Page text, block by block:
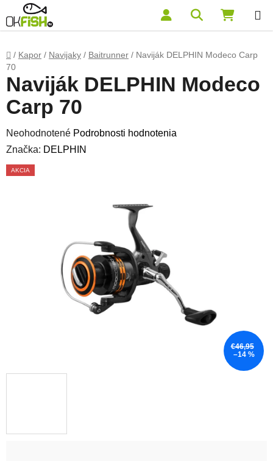
Prejsť na obsah Hľadať
Domov
/ Kapor / Navijaky / Baitrunner / Naviják DELPHIN Modeco Carp
70
Naviják DELPHIN Modeco
Carp 70
Priemerné hodnotenie produktu je 0,0 z 5 hviezdičiek.
Neohodnotené Podrobnosti hodnotenia
Značka: DELPHIN
AKCIA
€46,95
–14 %